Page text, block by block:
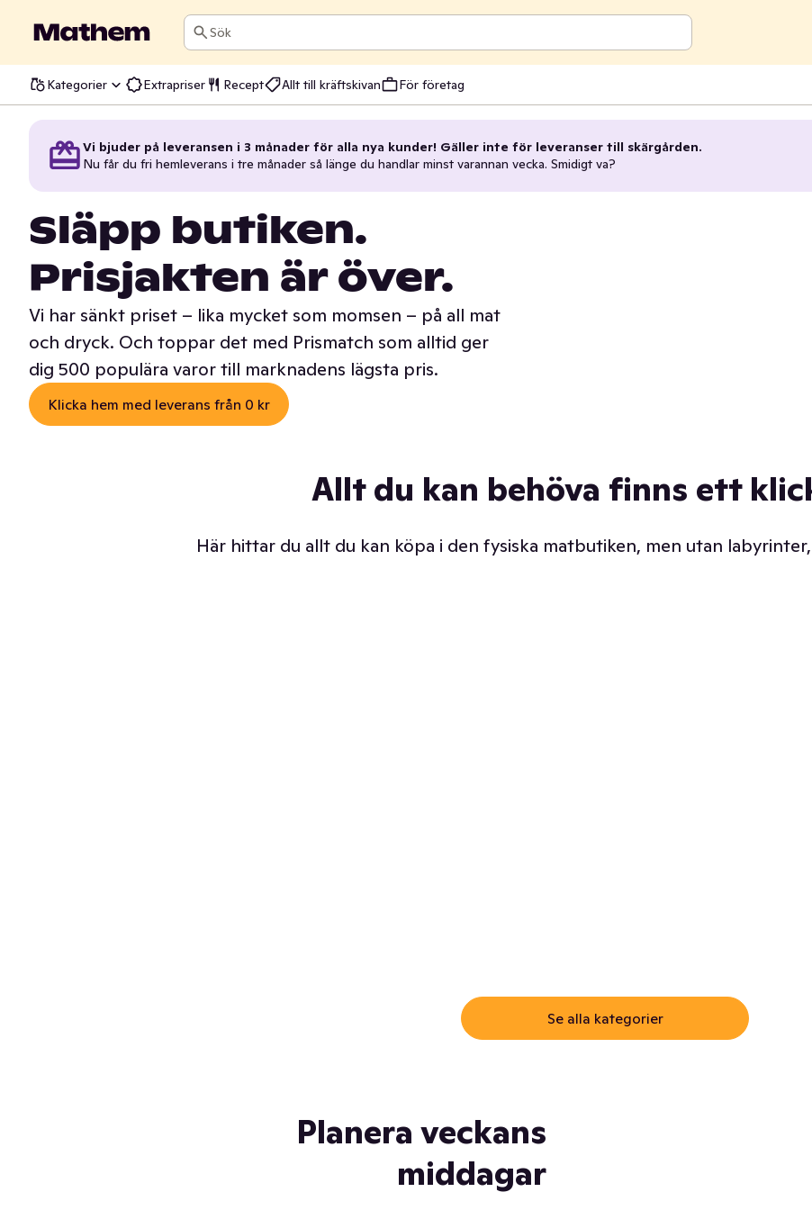
Sök
Kategorier Extrapriser Recept Allt till kräftskivan För företag
Vi bjuder på leveransen i 3 månader för alla nya kunder! Gäller inte för leveranser till skärgården.
Nu får du fri hemleverans i tre månader så länge du handlar minst varannan vecka. Smidigt va?
Släpp butiken.
Prisjakten är över.
Vi har sänkt priset – lika mycket som momsen – på all mat
och dryck. Och toppar det med Prismatch som alltid ger
dig 500 populära varor till marknadens lägsta pris.
Klicka hem med leverans från 0 kr
Allt du kan behöva finns ett
Här hittar du allt du kan köpa i den fysiska matbutiken, men utan
Se alla kategorier
Planera veckans
middagar